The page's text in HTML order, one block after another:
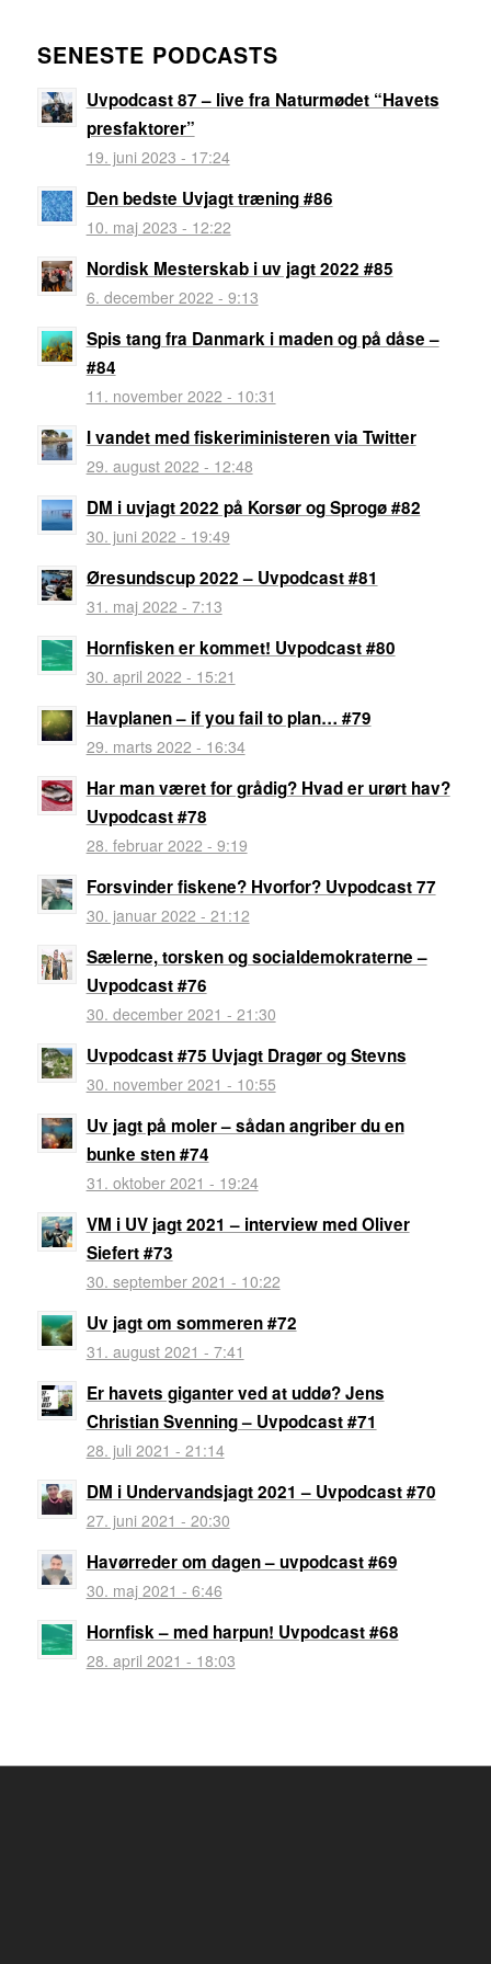
SENESTE PODCASTS
Uvpodcast 87 – live fra Naturmødet “Havets
presfaktorer”
19. juni 2023 - 17:24
Den bedste Uvjagt træning #86
10. maj 2023 - 12:22
Nordisk Mesterskab i uv jagt 2022 #85
6. december 2022 - 9:13
Spis tang fra Danmark i maden og på dåse –
#84
11. november 2022 - 10:31
I vandet med fiskeriministeren via Twitter
29. august 2022 - 12:48
DM i uvjagt 2022 på Korsør og Sprogø #82
30. juni 2022 - 19:49
Øresundscup 2022 – Uvpodcast #81
31. maj 2022 - 7:13
Hornfisken er kommet! Uvpodcast #80
30. april 2022 - 15:21
Havplanen – if you fail to plan… #79
29. marts 2022 - 16:34
Har man været for grådig? Hvad er urørt hav?
Uvpodcast #78
28. februar 2022 - 9:19
Forsvinder fiskene? Hvorfor? Uvpodcast 77
30. januar 2022 - 21:12
Sælerne, torsken og socialdemokraterne –
Uvpodcast #76
30. december 2021 - 21:30
Uvpodcast #75 Uvjagt Dragør og Stevns
30. november 2021 - 10:55
Uv jagt på moler – sådan angriber du en
bunke sten #74
31. oktober 2021 - 19:24
VM i UV jagt 2021 – interview med Oliver
Siefert #73
30. september 2021 - 10:22
Uv jagt om sommeren #72
31. august 2021 - 7:41
Er havets giganter ved at uddø? Jens
Christian Svenning – Uvpodcast #71
28. juli 2021 - 21:14
DM i Undervandsjagt 2021 – Uvpodcast #70
27. juni 2021 - 20:30
Havørreder om dagen – uvpodcast #69
30. maj 2021 - 6:46
Hornfisk – med harpun! Uvpodcast #68
28. april 2021 - 18:03